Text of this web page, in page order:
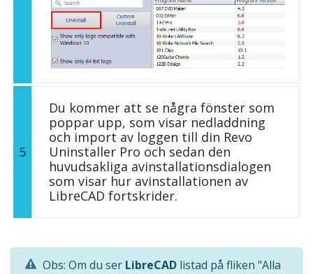
5
Du kommer att se några fönster som
poppar upp, som visar nedladdning
och import av loggen till din Revo
Uninstaller Pro och sedan den
huvudsakliga avinstallationsdialogen
som visar hur avinstallationen av
LibreCAD fortskrider.
Obs: Om du ser LibreCAD listad på fliken "Alla